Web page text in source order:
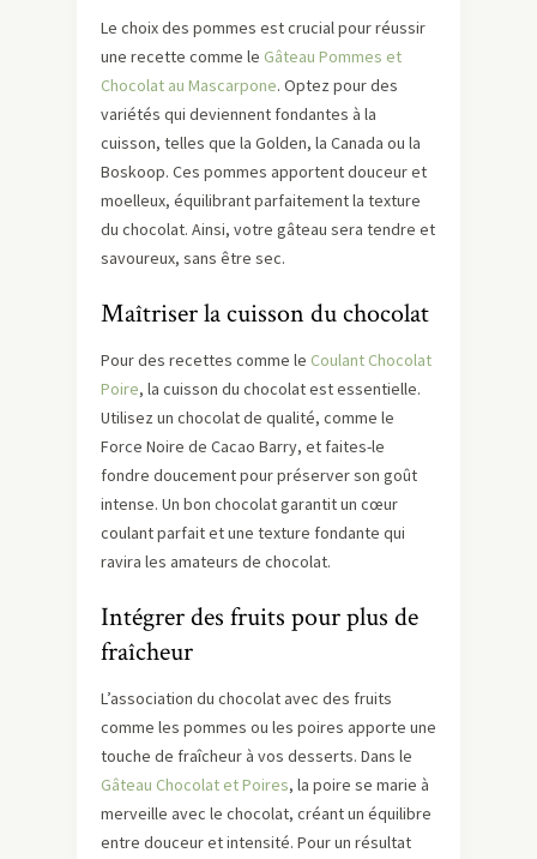
Le choix des pommes est crucial pour réussir
une recette comme le Gâteau Pommes et
Chocolat au Mascarpone. Optez pour des
variétés qui deviennent fondantes à la
cuisson, telles que la Golden, la Canada ou la
Boskoop. Ces pommes apportent douceur et
moelleux, équilibrant parfaitement la texture
du chocolat. Ainsi, votre gâteau sera tendre et
savoureux, sans être sec.
Maîtriser la cuisson du chocolat
Pour des recettes comme le Coulant Chocolat
Poire, la cuisson du chocolat est essentielle.
Utilisez un chocolat de qualité, comme le
Force Noire de Cacao Barry, et faites-le
fondre doucement pour préserver son goût
intense. Un bon chocolat garantit un cœur
coulant parfait et une texture fondante qui
ravira les amateurs de chocolat.
Intégrer des fruits pour plus de
fraîcheur
L’association du chocolat avec des fruits
comme les pommes ou les poires apporte une
touche de fraîcheur à vos desserts. Dans le
Gâteau Chocolat et Poires, la poire se marie à
merveille avec le chocolat, créant un équilibre
entre douceur et intensité. Pour un résultat